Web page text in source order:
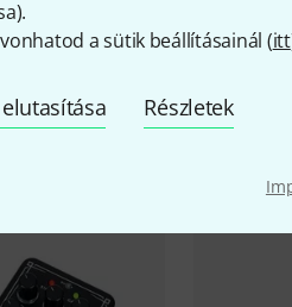
).
a sütik beállításainál (itt
Részletek
akciói